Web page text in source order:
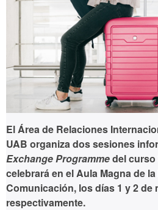
El Área de Relaciones
UAB organiza dos sesiones
Exchange Programmedel curso
celebrará en el Aula Magna de
Comunicación, los días 1 y 2 de
respectivamente.